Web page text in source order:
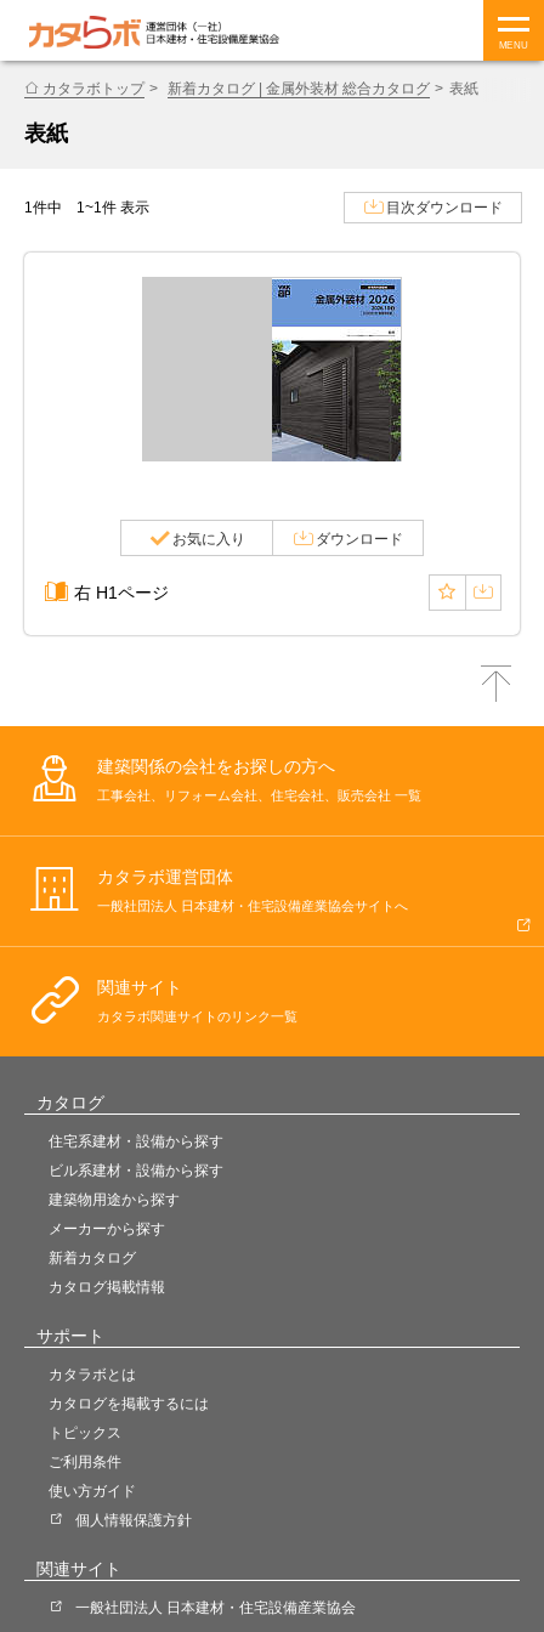
MENU
カタラボトップ 新着カタログ | 金属外装材 総合カタログ 表紙
表紙
1件中 1~1件 表示 目次ダウンロード
お気に入り ダウンロード
右 H1ページ
建築関係の会社をお探しの方へ
工事会社、リフォーム会社、住宅会社、販売会社 一覧
カタラボ運営団体
一般社団法人 日本建材・住宅設備産業協会サイトへ
関連サイト
カタラボ関連サイトのリンク一覧
カタログ
住宅系建材・設備から探す
ビル系建材・設備から探す
建築物用途から探す
メーカーから探す
新着カタログ
カタログ掲載情報
サポート
カタラボとは
カタログを掲載するには
トピックス
ご利用条件
使い方ガイド
個人情報保護方針
関連サイト
一般社団法人 日本建材・住宅設備産業協会